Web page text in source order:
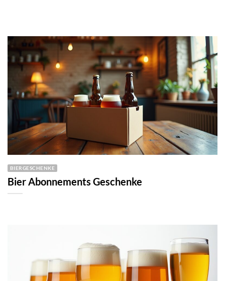
BIERGESCHENKE
Bier Abonnements Geschenke